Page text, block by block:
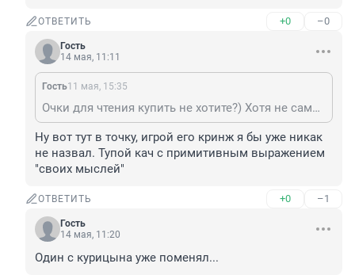
ОТВЕТИТЬ +0 –0
Гость
14 мая, 11:11
Гость11 мая, 15:35
Очки для чтения купить не хотите?) Хотя не самая благозвучная фамилия и в правильном варианте, но что ж менять-то обязательно, играл бы хорошо, главное.
Ну вот тут в точку, игрой его кринж я бы уже никак
не назвал. Тупой кач с примитивным выражением
"своих мыслей"
ОТВЕТИТЬ +0 –1
Гость
14 мая, 11:20
Один с курицына уже поменял...